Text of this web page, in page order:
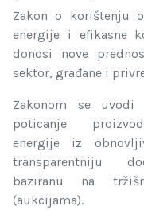
Zakon o korištenju
energije i efikasne
donosi nove
sektor, građane i
Zakonom se
poticanje
energije iz
transparentniju
baziranu na
(aukcijama).